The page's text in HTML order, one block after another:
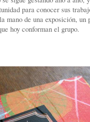
para conocer sus
mano de una exposición, un
hoy conforman el grupo.